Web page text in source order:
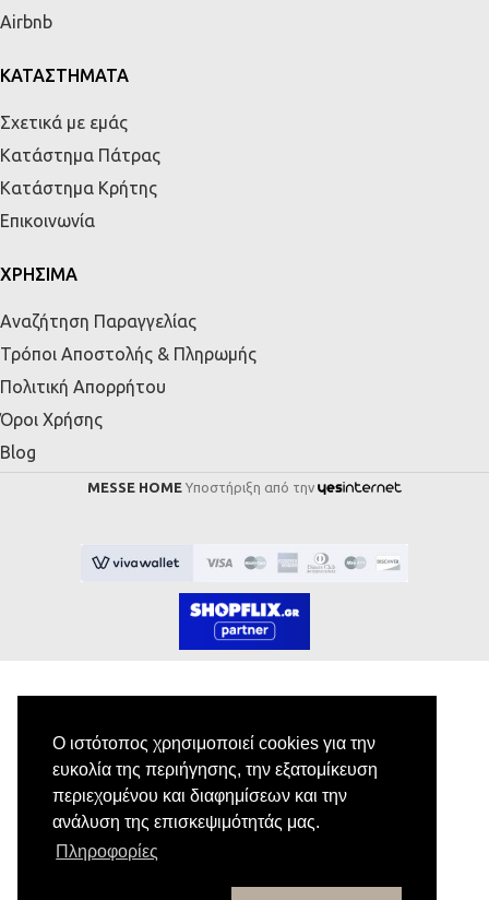
Ο ιστότοπος χρησιμοποιεί cookies για την
ευκολία της περιήγησης, την εξατομίκευση
περιεχομένου και διαφημίσεων και την
ανάλυση της επισκεψιμότητάς μας.
Πληροφορίες
Airbnb
ΚΑΤΑΣΤΗΜΑΤΑ
Σχετικά με εμάς
Κατάστημα Πάτρας
Κατάστημα Κρήτης
Επικοινωνία
ΧΡΗΣΙΜΑ
Αναζήτηση Παραγγελίας
Τρόποι Αποστολής & Πληρωμής
Πολιτική Απορρήτου
Όροι Χρήσης
Blog
MESSE HOME Υποστήριξη από την
Εγγραφή στο Newsletter
Κάνε εγγραφή στο newsletter μας για να
λαμβάνεις αποκλειστικές προσφορές.